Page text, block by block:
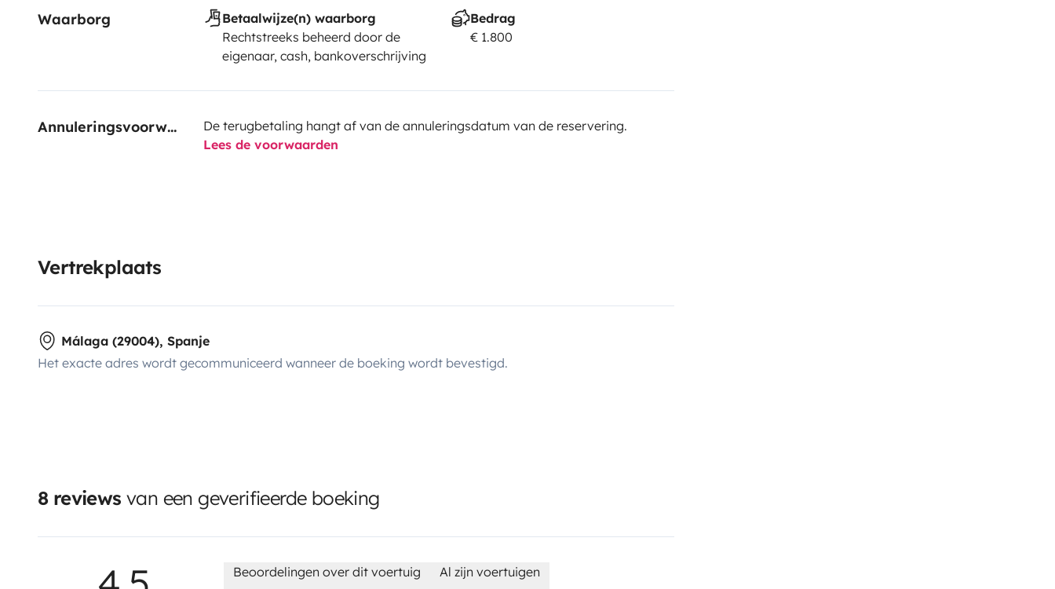
Waarborg
Betaalwijze(n) waarborg
Rechtstreeks beheerd door de
eigenaar, cash, bankoverschrijving
Bedrag
€ 1.800
Annuleringsvoorwaarden
De terugbetaling hangt af van de annuleringsdatum van de reservering.
Lees de voorwaarden
Vertrekplaats
Málaga (29004), Spanje
Het exacte adres wordt gecommuniceerd wanneer de boeking wordt bevestigd.
8 reviews van een geverifieerde boeking
Beoordelingen over dit voertuig Al zijn voertuigen